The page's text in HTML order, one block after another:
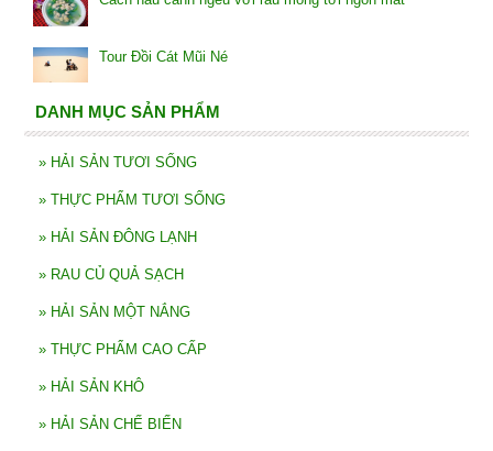
Tour Đồi Cát Mũi Né
DANH MỤC SẢN PHẨM
» HẢI SẢN TƯƠI SỐNG
» THỰC PHẨM TƯƠI SỐNG
» HẢI SẢN ĐÔNG LẠNH
» RAU CỦ QUẢ SẠCH
» HẢI SẢN MỘT NẮNG
» THỰC PHẨM CAO CẤP
» HẢI SẢN KHÔ
» HẢI SẢN CHẾ BIẾN